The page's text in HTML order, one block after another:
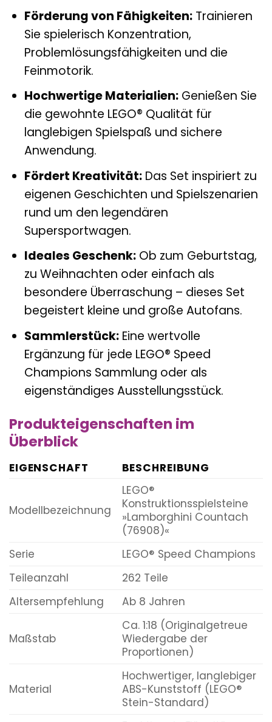
Förderung von Fähigkeiten:Trainieren
Sie spielerisch Konzentration,
Problemlösungsfähigkeiten und die
Feinmotorik.
Hochwertige Materialien:Genießen Sie
die gewohnte LEGO® Qualität für
langlebigen Spielspaß und sichere
Anwendung.
Fördert Kreativität:Das Set inspiriert zu
eigenen Geschichten und Spielszenarien
rund um den legendären
Supersportwagen.
Ideales Geschenk:Ob zum Geburtstag,
zu Weihnachten oder einfach als
besondere Überraschung – dieses Set
begeistert kleine und große Autofans.
Sammlerstück:Eine wertvolle
Ergänzung für jede LEGO® Speed
Champions Sammlung oder als
eigenständiges Ausstellungsstück.
Produkteigenschaften im
Überblick
EIGENSCHAFT BESCHREIBUNG
Modellbezeichnung
LEGO®
Konstruktionsspielsteine
»Lamborghini Countach
(76908)«
Serie
LEGO® Speed Champions
Teileanzahl
262 Teile
Altersempfehlung
Ab 8 Jahren
Maßstab
Ca. 1:18 (Originalgetreue
Wiedergabe der
Proportionen)
Material
Hochwertiger, langlebiger
ABS-Kunststoff (LEGO®
Stein-Standard)